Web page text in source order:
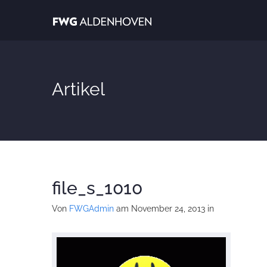
Artikel
file_s_1010
Von FWGAdmin am November 24, 2013 in